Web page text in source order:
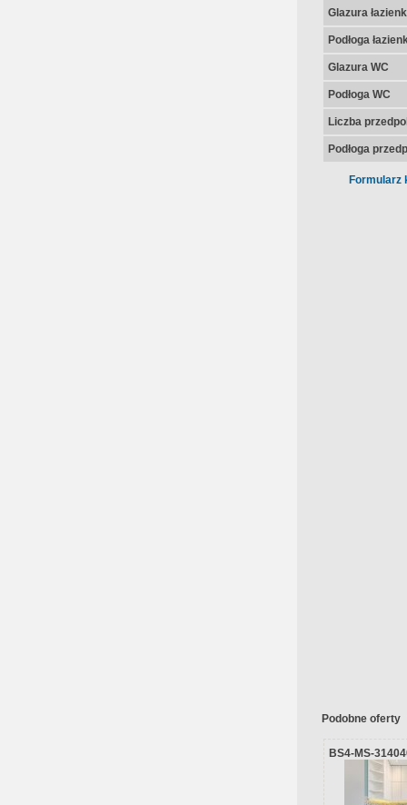
Glazura
Podłoga
Glazura WC
Podłoga WC
Liczba
Podłoga
Formularz
Podobne oferty
BS4-MS-